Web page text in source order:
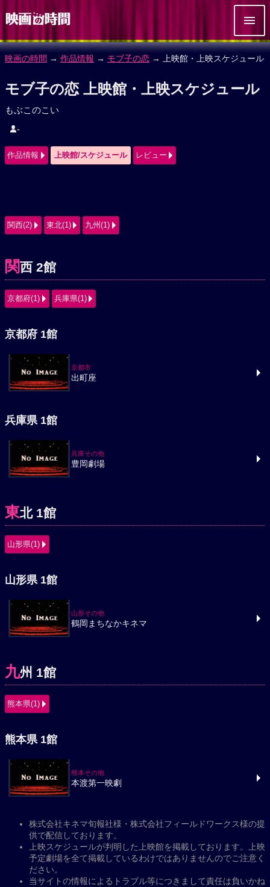
映画の時間 → 作品情報 → モブ子の恋 → 上映館・上映スケジュール
モブ子の恋 上映館・上映スケジュール
もぶこのこい
-
作品情報 上映館/スケジュール レビュー
関西(2) 東北(1) 九州(1)
関西 2館
京都府(1) 兵庫県(1)
京都府 1館
京都市
出町座
兵庫県 1館
兵庫その他
豊岡劇場
東北 1館
山形県(1)
山形県 1館
山形その他
鶴岡まちなかキネマ
九州 1館
熊本県(1)
熊本県 1館
熊本その他
本渡第一映劇
株式会社キネマ旬報社様・株式会社フィールドワークス様の提
供で配信しております。
上映スケジュールが判明した上映館を掲載しております。上映
予定劇場を全て掲載しているわけではありませんのでご注意く
ださい。
当サイトの情報によるトラブル等につきまして責任は負いかね